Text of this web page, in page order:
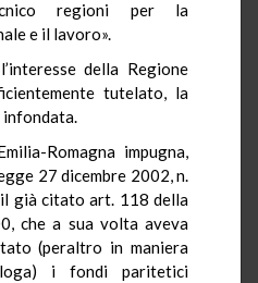
regioni per la
e il lavoro».
della Regione
tutelato, la
infondata.
Romagna impugna,
27 dicembre 2002, n.
già citato art. 118 della
che a sua volta aveva
(peraltro in maniera
i fondi paritetici